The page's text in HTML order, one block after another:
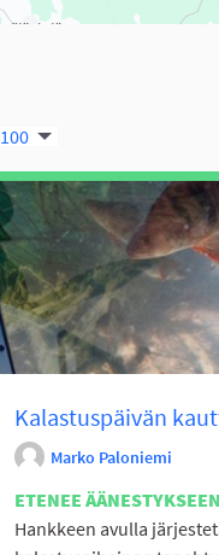
100
Kalastuspäivän
Marko Paloniemi
ETENEE ÄÄNESTYKSEEN
Hankkeen avulla